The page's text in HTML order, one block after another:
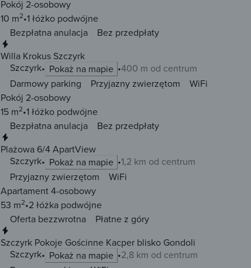
Pokój 2-osobowy
10 m2 1 łóżko podwójne
Bezpłatna anulacja
Bez przedpłaty
Willa Krokus Szczyrk
Szczyrk
Pokaż na mapie 400 m od centrum
Darmowy parking Przyjazny zwierzętom
WiFi
Pokój 2-osobowy
15 m2 1 łóżko podwójne
Bezpłatna anulacja
Bez przedpłaty
Plażowa 6/4 ApartView
Szczyrk
Pokaż na mapie
1,2 km od centrum
Przyjazny zwierzętom
WiFi
Apartament 4-osobowy
53 m2 2 łóżka podwójne
Oferta bezzwrotna
Płatne z góry
Szczyrk Pokoje Gościnne Kacper blisko Gondoli
Szczyrk
Pokaż na mapie 2,8 km od centrum